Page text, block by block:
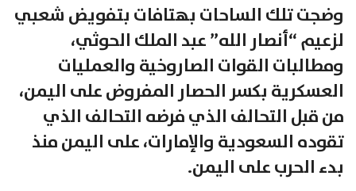
وضجت تلك الساحات بهتافات بتفويض شعبي
لزعيم “أنصار الله” عبد الملك الحوثي،
ومطالبات القوات الصاروخية والعمليات
العسكرية بكسر الحصار المفروض على اليمن،
من قبل التحالف الذي فرضه التحالف الذي
تقوده السعودية والإمارات، على اليمن منذ
بدء الحرب على اليمن.